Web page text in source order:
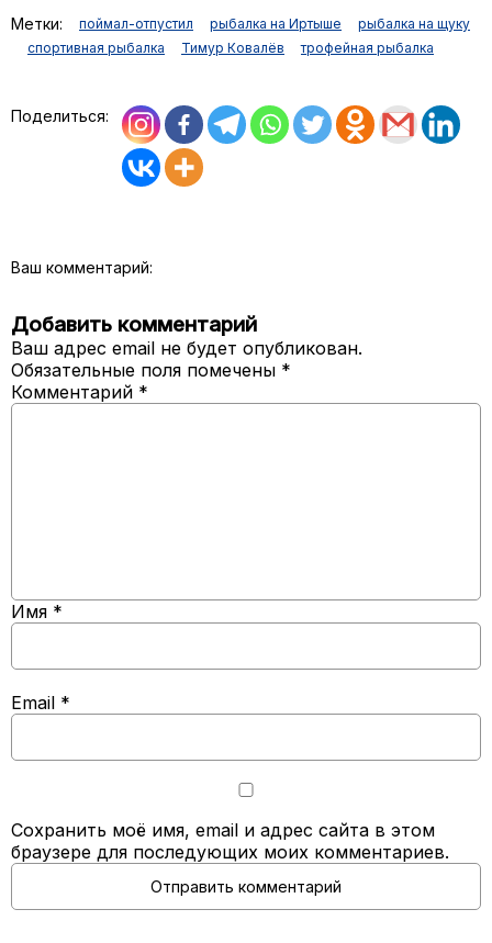
Метки: поймал-отпустил рыбалка на Иртыше
рыбалка на щуку
спортивная рыбалка
Тимур Ковалёв трофейная рыбалка
Поделиться:
Ваш комментарий:
Добавить комментарий
Ваш адрес email не будет опубликован.
Обязательные поля помечены *
Комментарий *
Имя *
Email *
Сохранить моё имя, email и адрес сайта в этом
браузере для последующих моих комментариев.